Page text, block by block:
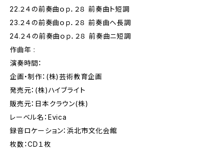
22.２４の前奏曲ｏｐ．２８ 前奏曲ト短調
23.２４の前奏曲ｏｐ．２８ 前奏曲ヘ長調
24.２４の前奏曲ｏｐ．２８ 前奏曲ニ短調
作曲年 :
演奏時間：
企画・制作：(株)芸術教育企画
発売元：(株)ハイブライト
販売元：日本クラウン(株)
レーベル名：Evica
録音ロケーション：浜北市文化会館
枚数：CD１枚